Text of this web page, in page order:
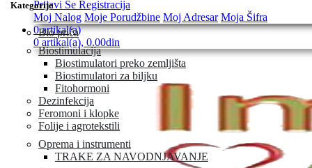
Kategorije
Bio priča
Biostimulacija
Biostimulatori preko zemljišta
Biostimulatori za biljku
Fitohormoni
Dezinfekcija
Feromoni i klopke
Folije i agrotekstili
Oprema i instrumenti
TRAKE ZA NAVODNJAVANJE
Prijavi Se Registracija
Moj Nalog Moje Porudžbine Moj Adresar Moja Šifra
0 artikal(a)
0 artikal(a), 0.00din